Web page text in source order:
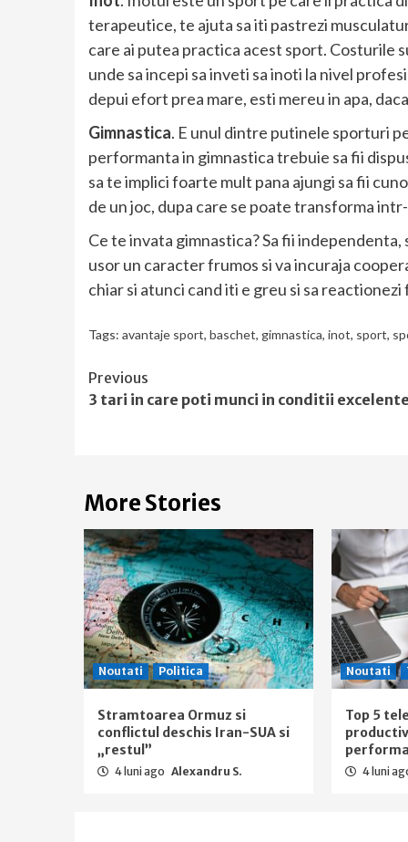
terapeutice, te ajuta sa iti pastrezi
care ai putea practica acest sport. Costurile
unde sa incepi sa inveti sa inoti la nivel
depui efort prea mare, esti mereu in apa,
Gimnastica. E unul dintre putinele sporturi
performanta in gimnastica trebuie sa fii
sa te implici foarte mult pana ajungi sa fii
de un joc, dupa care se poate transforma
Ce te invata gimnastica? Sa fii
usor un caracter frumos si va incuraja
chiar si atunci cand iti e greu si sa
Tags: avantaje sport, baschet, gimnastica, inot, sport,
Continue
Reading
Previous
3 tari in care poti munci in conditii
More Stories
Noutati Politica
Stramtoarea Ormuz si
conflictul deschis Iran-SUA si
„restul”
4 luni ago Alexandru S.
Noutati
Top 5
4 luni